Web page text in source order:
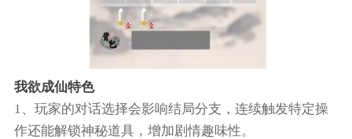
我欲成仙特色
1、玩家的对话选择会影响结局分支，连续触发特定操
作还能解锁神秘道具，增加剧情趣味性。